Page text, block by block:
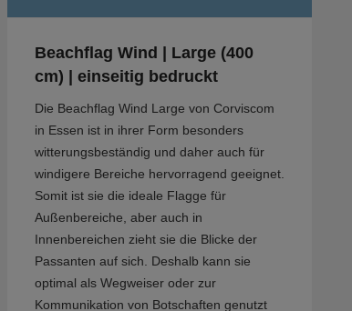
Beachflag Wind | Large (400
cm) | einseitig bedruckt
Die Beachflag Wind Large von Corviscom
in Essen ist in ihrer Form besonders
witterungsbeständig und daher auch für
windigere Bereiche hervorragend geeignet.
Somit ist sie die ideale Flagge für
Außenbereiche, aber auch in
Innenbereichen zieht sie die Blicke der
Passanten auf sich. Deshalb kann sie
optimal als Wegweiser oder zur
Kommunikation von Botschaften genutzt